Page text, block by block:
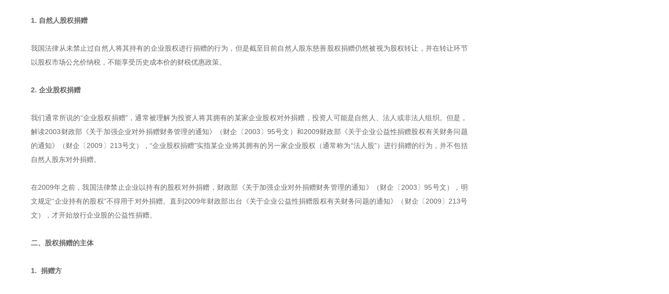
1. 自然人股权捐赠
我国法律从未禁止过自然人将其持有的企业股权进行捐赠的行为，但是截至目前自然人股东慈善股权捐赠仍然被视为股权转让，并在转让环节
以股权市场公允价纳税，不能享受历史成本价的财税优惠政策。
2. 企业股权捐赠
我们通常所说的“企业股权捐赠”，通常被理解为投资人将其拥有的某家企业股权对外捐赠，投资人可能是自然人、法人或非法人组织。但是，
解读2003财政部《关于加强企业对外捐赠财务管理的通知》（财企〔2003〕95号文）和2009财政部《关于企业公益性捐赠股权有关财务问题
的通知》（财企〔2009〕213号文），“企业股权捐赠”实指某企业将其拥有的另一家企业股权（通常称为“法人股”）进行捐赠的行为，并不包括
自然人股东对外捐赠。
在2009年之前，我国法律禁止企业以持有的股权对外捐赠，财政部《关于加强企业对外捐赠财务管理的通知》（财企〔2003〕95号文），明
文规定“企业持有的股权”不得用于对外捐赠。直到2009年财政部出台《关于企业公益性捐赠股权有关财务问题的通知》（财企〔2009〕213号
文），才开始放行企业股的公益性捐赠。
二、股权捐赠的主体
1. 捐赠方